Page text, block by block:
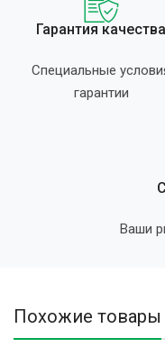
Гарантия качества
Специальные
гарантии
Ваши
Похожие товары